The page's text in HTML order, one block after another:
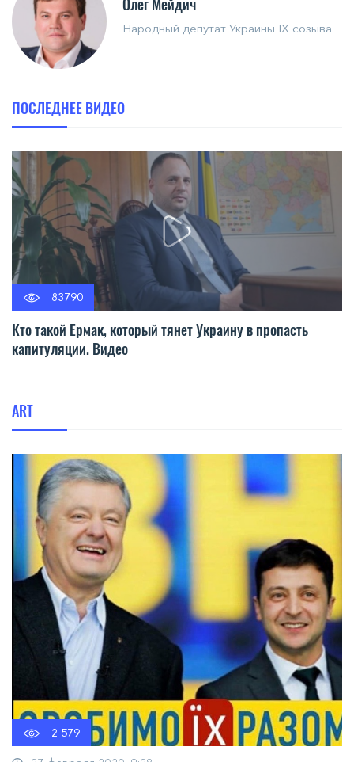
Народный депутат Украины IX созыва
ПОСЛЕДНЕЕ ВИДЕО
83790
Кто такой Ермак, который тянет Украину в пропасть
капитуляции. Видео
ART
2 579